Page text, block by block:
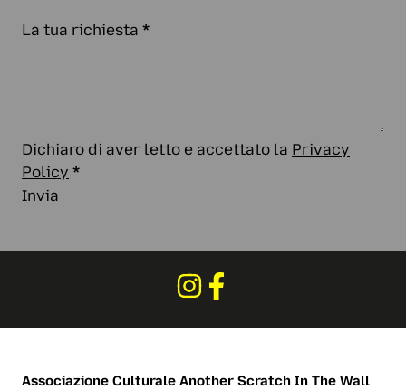
La tua richiesta *
Dichiaro di aver letto e accettato la Privacy
Policy *
Invia
Associazione Culturale Another Scratch In The Wall